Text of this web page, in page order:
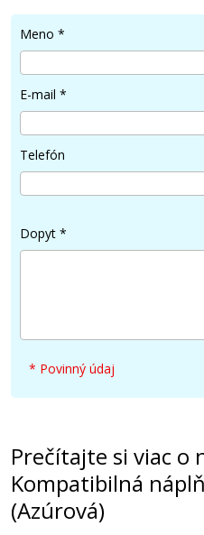
Pridať
Meno *
E-mail *
Telefón
Dopyt *
* Povinný údaj
Prečítajte si viac o
Kompatibilná
(Azúrová)